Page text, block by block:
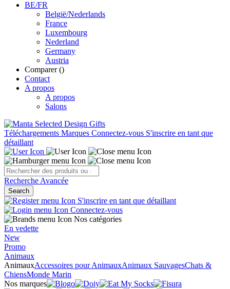
BE/FR
België/Nederlands
France
Luxembourg
Nederland
Germany
Austria
Comparer ()
Contact
A propos
A propos
Salons
Téléchargements Marques Connectez-vous S'inscrire en tant que
détaillant
Recherche Avancée
Search
S'inscrire en tant que détaillant
Connectez-vous
Nos catégories
En vedette
New
Promo
Animaux
AnimauxAccessoires pour AnimauxAnimaux SauvagesChats &
ChiensMonde Marin
Nos marques